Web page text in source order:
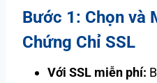
Bước 1: Chọn và
Chứng Chỉ SSL
Với SSL miễn phí: